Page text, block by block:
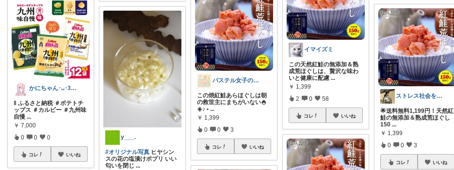
かにちゃん･ᴗ･30代ブロガー💎
‖ ふるさと納税 ＃ポテトチ
ップス ＃カルビー ＃九州味
自慢 ...
￥ 7,000
0 0 0
コレ いいね
y___.
#オリジナル写真 ヒヤシン
スの花の塩漬けポプリ いい
匂いを閉じ ...
パステル女子の丁寧な暮らし🌸
この焼紅鮭あらほぐしは朝
の救世主にまちがいない🍚
☀️♪ •...
￥ 1,399
0 0 3
コレ いいね
イマイズミ
この天然紅鮭の無添加＆熟
成荒ほぐしは、贅沢な味わ
いと健康に配慮 ...
￥ 1,399
2 0 58
コレ いいね
ストレス社会を生きる人のための癒しグルメ
🌟送料無料1,199円！天然紅
鮭の無添加＆熟成荒ほぐし
150 ...
￥ 1,399
0 0 3
コレ いいね